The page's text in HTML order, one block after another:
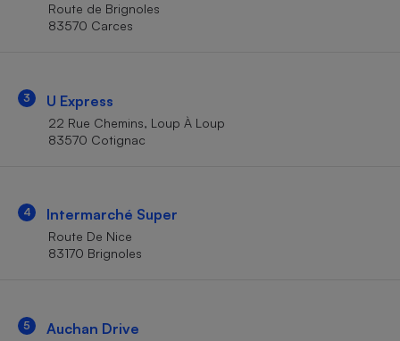
Route de Brignoles
83570 Carces
3 U Express
22 Rue Chemins, Loup À Loup
83570 Cotignac
4 Intermarché Super
Route De Nice
83170 Brignoles
5 Auchan Drive